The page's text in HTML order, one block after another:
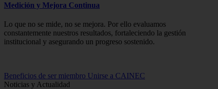
Medición y Mejora Continua
Lo que no se mide, no se mejora. Por ello evaluamos
constantemente nuestros resultados, fortaleciendo la gestión
institucional y asegurando un progreso sostenido.
Beneficios de ser miembro Unirse a CAINEC
Noticias y Actualidad